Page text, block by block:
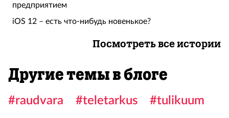
предприятием
iOS 12 – есть что-нибудь новенькое?
Посмотреть все истории
Другие темы в блоге
#raudvara #teletarkus
#tulikuum